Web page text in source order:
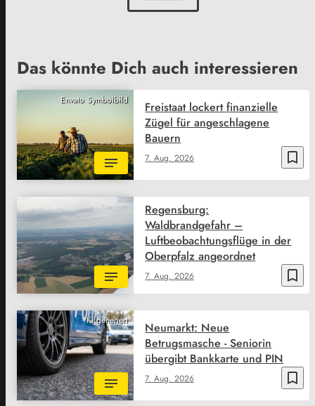
Das könnte Dich auch interessieren
Envato Symbolbild
bookmark_border
7. Aug. 2026
Freistaat lockert finanzielle
Zügel für angeschlagene
Bauern
bookmark_border
7. Aug. 2026
Regensburg:
Waldbrandgefahr –
Luftbeobachtungsflüge in der
Oberpfalz angeordnet
KI generiert
bookmark_border
7. Aug. 2026
Neumarkt: Neue
Betrugsmasche - Seniorin
übergibt Bankkarte und PIN